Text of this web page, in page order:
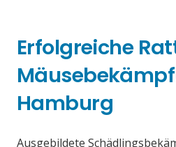
Erfolgreiche
Hamburg
Ausgebildete